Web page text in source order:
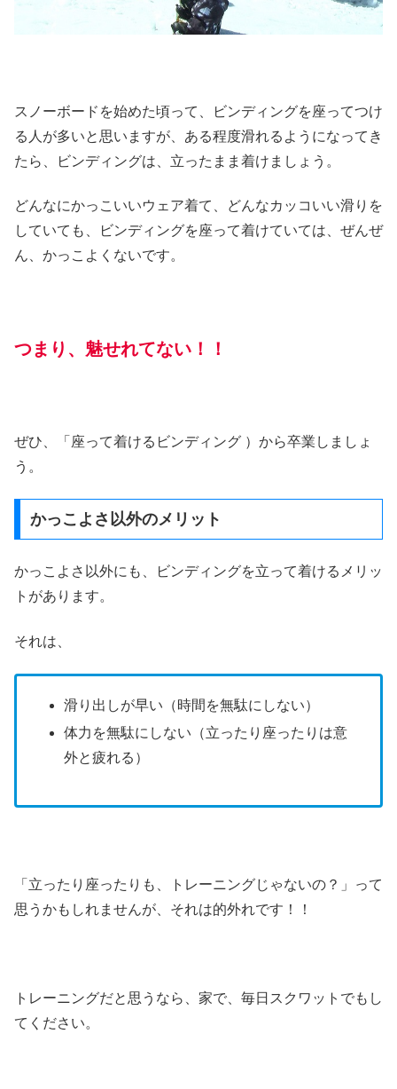
スノーボードを始めた頃って、ビンディングを座ってつけ
る人が多いと思いますが、ある程度滑れるようになってき
たら、ビンディングは、立ったまま着けましょう。
どんなにかっこいいウェア着て、どんなカッコいい滑りを
していても、ビンディングを座って着けていては、ぜんぜ
ん、かっこよくないです。
つまり、魅せれてない！！
ぜひ、「座って着けるビンディング ）から卒業しましょ
う。
かっこよさ以外のメリット
かっこよさ以外にも、ビンディングを立って着けるメリッ
トがあります。
それは、
滑り出しが早い（時間を無駄にしない）
体力を無駄にしない（立ったり座ったりは意
外と疲れる）
「立ったり座ったりも、トレーニングじゃないの？」って
思うかもしれませんが、それは的外れです！！
トレーニングだと思うなら、家で、毎日スクワットでもし
てください。